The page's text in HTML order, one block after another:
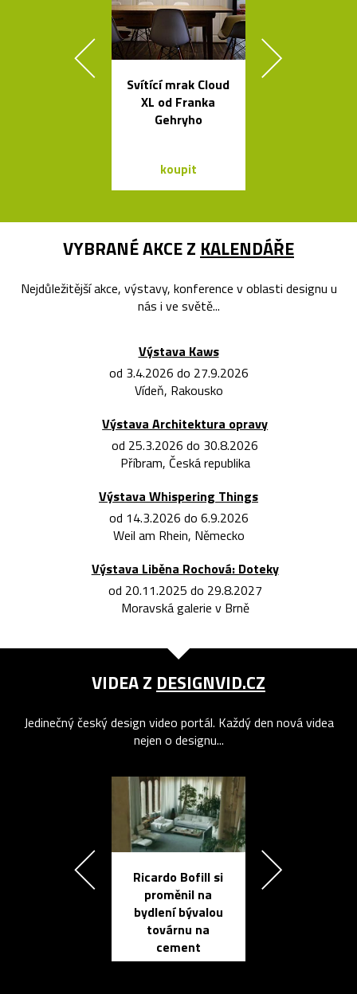
Svítící mrak Cloud
XL od Franka
Gehryho
koupit
VYBRANÉ AKCE Z KALENDÁŘE
Nejdůležitější akce, výstavy, konference v oblasti designu u
nás i ve světě...
Výstava Kaws
od 3.4.2026 do 27.9.2026
Vídeň, Rakousko
Výstava Architektura opravy
od 25.3.2026 do 30.8.2026
Příbram, Česká republika
Výstava Whispering Things
od 14.3.2026 do 6.9.2026
Weil am Rhein, Německo
Výstava Liběna Rochová: Doteky
od 20.11.2025 do 29.8.2027
Moravská galerie v Brně
VIDEA Z DESIGNVID.CZ
Jedinečný český design video portál. Každý den nová videa
nejen o designu...
Ricardo Bofill si
proměnil na
bydlení bývalou
továrnu na
cement